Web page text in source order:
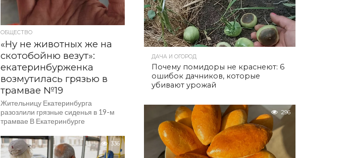
ОБЩЕСТВО
«Ну не животных же на
скотобойню везут»:
екатеринбурженка
возмутилась грязью в
трамвае №19
Жительницу Екатеринбурга
разозлили грязные сиденья в 19-м
трамвае В Екатеринбурге
возмутилась грязными сиденьями.
Кондуктор ответил: «Не моя работа».
336
ДАЧА И ОГОРОД
Почему помидоры не краснеют: 6
ошибок дачников, которые
убивают урожай
296